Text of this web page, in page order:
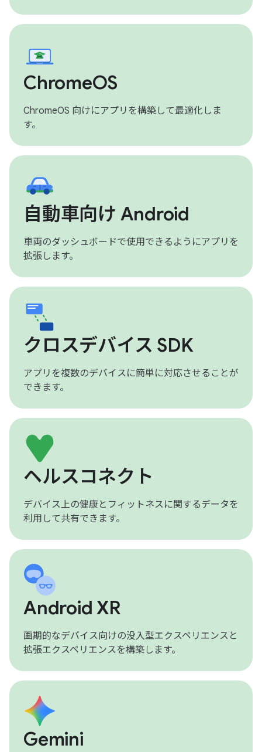
ChromeOS
ChromeOS 向けにアプリを構築して最適化しま
す。
自動車向け Android
車両のダッシュボードで使用できるようにアプリを
拡張します。
クロスデバイス SDK
アプリを複数のデバイスに簡単に対応させることが
できます。
ヘルスコネクト
デバイス上の健康とフィットネスに関するデータを
利用して共有できます。
Android XR
画期的なデバイス向けの没入型エクスペリエンスと
拡張エクスペリエンスを構築します。
Gemini